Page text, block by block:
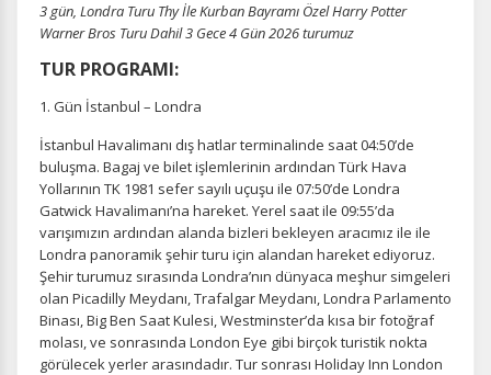
3 gün, Londra Turu Thy İle Kurban Bayramı Özel Harry Potter
Warner Bros Turu Dahil 3 Gece 4 Gün 2026 turumuz
TUR PROGRAMI:
1. Gün İstanbul – Londra
İstanbul Havalimanı dış hatlar terminalinde saat 04:50’de
buluşma. Bagaj ve bilet işlemlerinin ardından Türk Hava
Yollarının TK 1981 sefer sayılı uçuşu ile 07:50’de Londra
Gatwick Havalimanı’na hareket. Yerel saat ile 09:55’da
varışımızın ardından alanda bizleri bekleyen aracımız ile ile
Londra panoramik şehir turu için alandan hareket ediyoruz.
Şehir turumuz sırasında Londra’nın dünyaca meşhur simgeleri
olan Picadilly Meydanı, Trafalgar Meydanı, Londra Parlamento
Binası, Big Ben Saat Kulesi, Westminster’da kısa bir fotoğraf
molası, ve sonrasında London Eye gibi birçok turistik nokta
görülecek yerler arasındadır. Tur sonrası Holiday Inn London